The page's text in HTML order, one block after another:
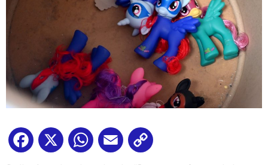
Facebook
X WhatsApp
Email